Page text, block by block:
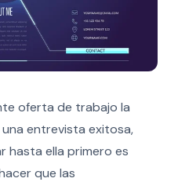
oferta de trabajo la
entrevista exitosa,
hasta ella primero es
que las